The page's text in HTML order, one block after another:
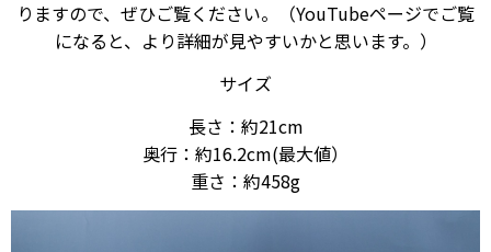
りますので、ぜひご覧ください。（YouTubeページでご覧
になると、より詳細が見やすいかと思います。）
サイズ
長さ：約21cm
奥行：約16.2cm(最大値）
重さ：約458g